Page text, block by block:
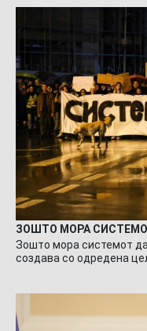
ЗОШТО МОРА
Зошто мора системот
создава со одредена